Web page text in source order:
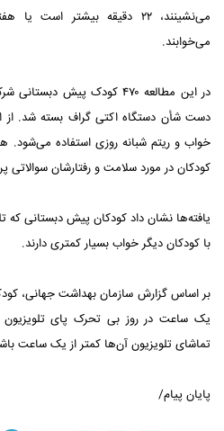
می‌خوابند.
دست شأن دستگاه اکتی گراف بسته شد. از
خواب و ریتم شبانه روزی استفاده می‌شود.
کودکان در مورد سلامت و رفتارشان سوالاتی
یافته‌ها نشان داد کودکان پیش دبستانی که
با کودکان دیگر خواب بسیار کمتری دارند.
یک ساعت در روز بی تحرک پای
تماشای تلویزیون آن‌ها کمتر از یک ساعت
پایان پیام/